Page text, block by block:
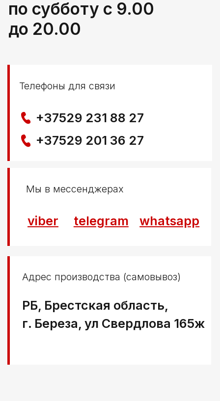
Свидетельство выдано Березовским районным
исполнительным комитетом 29.04.2025
Создание сайта